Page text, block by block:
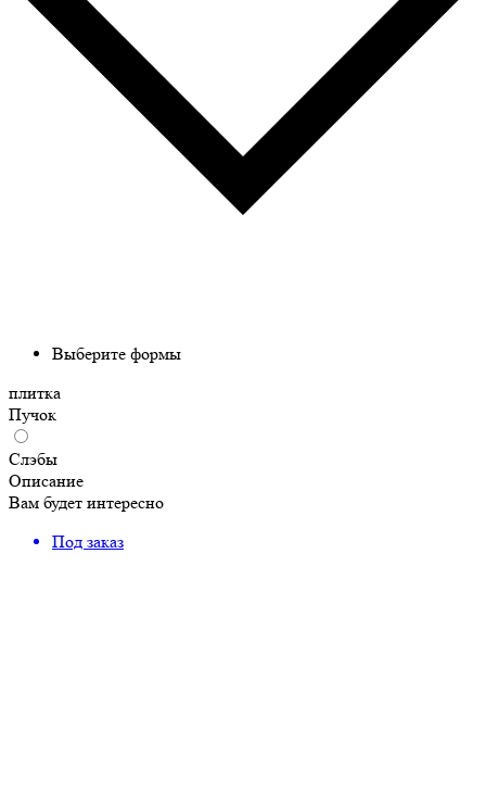
Выберите формы
плитка
Пучок
Слэбы
Описание
Вам будет интересно
Под заказ